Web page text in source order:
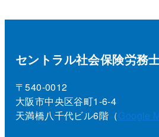
セントラル社会保険労務
〒540-0012
大阪市中央区谷町1-6-4
天満橋八千代ビル6階（Google